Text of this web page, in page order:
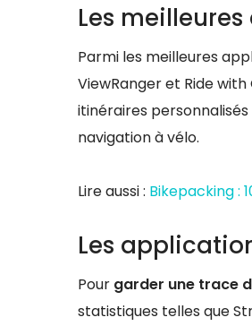
Les
Parmi les meilleures
ViewRanger et Ride
itinéraires
navigation à vélo.
Lire aussi : Bikepacking :
Les
Pour garder une trace
statistiques telles que